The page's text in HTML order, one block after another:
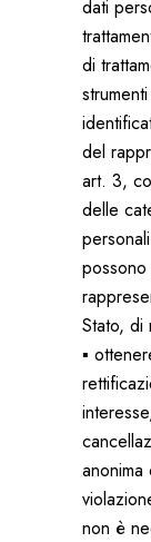
dati
di
del
art. 3,
delle
Stato, di
▪
non è